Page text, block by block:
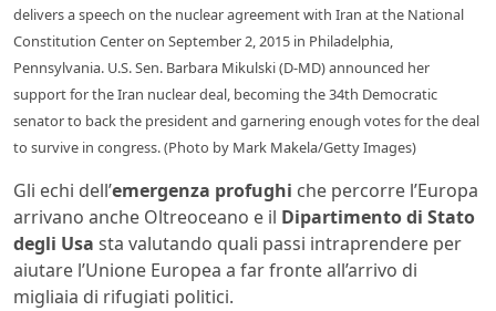
delivers a speech on the nuclear agreement with Iran at the National
Constitution Center on September 2, 2015 in Philadelphia,
Pennsylvania. U.S. Sen. Barbara Mikulski (D-MD) announced her
support for the Iran nuclear deal, becoming the 34th Democratic
senator to back the president and garnering enough votes for the deal
to survive in congress. (Photo by Mark Makela/Getty Images)
Gli echi dell’emergenza profughi che percorre l’Europa
arrivano anche Oltreoceano e il Dipartimento di Stato
degli Usa sta valutando quali passi intraprendere per
aiutare l’Unione Europea a far fronte all’arrivo di
migliaia di rifugiati politici.